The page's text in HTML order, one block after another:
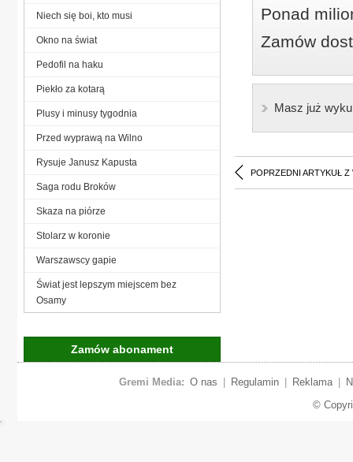
Ponad
Zamów
Masz już
POPRZEDNI ARTYKUŁ Z
Niech się boi, kto musi
Okno na świat
Pedofil na haku
Piekło za kotarą
Plusy i minusy tygodnia
Przed wyprawą na Wilno
Rysuje Janusz Kapusta
Saga rodu Broków
Skaza na piórze
Stolarz w koronie
Warszawscy gapie
Świat jest lepszym miejscem bez
Osamy
Zamów abonament
Gremi Media: O nas Regulamin Reklama
©